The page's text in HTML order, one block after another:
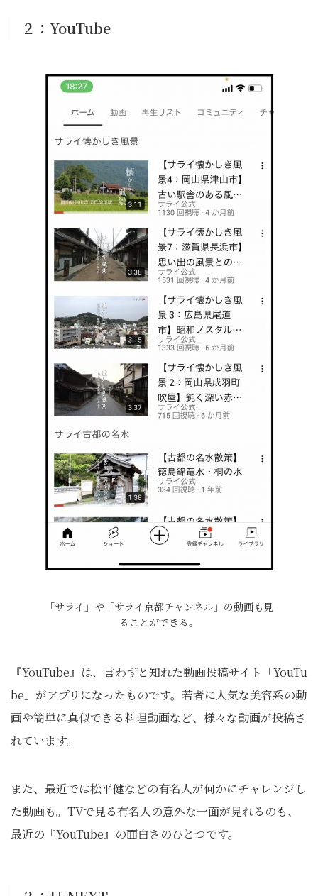
２：YouTube
「サライ」や「サライ京都チャンネル」の動画も見
ることができる。
『YouTube』は、言わずと知れた動画投稿サイト「YouTu
be」がアプリになったものです。若者に人気な美容系の動
画や簡単に真似できる料理動画など、様々な動画が投稿さ
れています。
また、最近では松平健などの有名人が何かにチャレンジし
た動画も。TVで見る有名人の意外な一面が見れるのも、
最近の『YouTube』の面白さのひとつです。